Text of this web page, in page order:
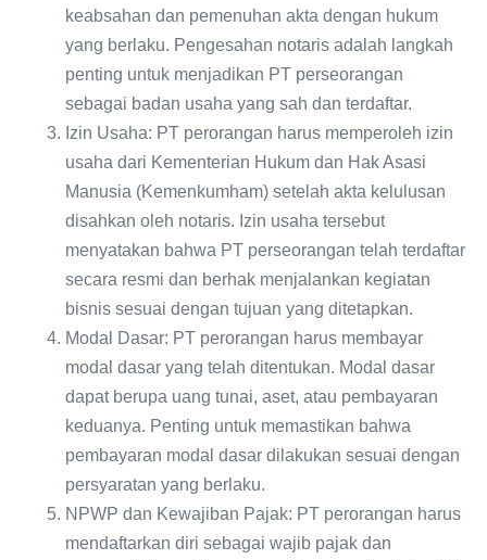
keabsahan dan pemenuhan akta dengan hukum
yang berlaku. Pengesahan notaris adalah langkah
penting untuk menjadikan PT perseorangan
sebagai badan usaha yang sah dan terdaftar.
Izin Usaha: PT perorangan harus memperoleh izin
usaha dari Kementerian Hukum dan Hak Asasi
Manusia (Kemenkumham) setelah akta kelulusan
disahkan oleh notaris. Izin usaha tersebut
menyatakan bahwa PT perseorangan telah terdaftar
secara resmi dan berhak menjalankan kegiatan
bisnis sesuai dengan tujuan yang ditetapkan.
Modal Dasar: PT perorangan harus membayar
modal dasar yang telah ditentukan. Modal dasar
dapat berupa uang tunai, aset, atau pembayaran
keduanya. Penting untuk memastikan bahwa
pembayaran modal dasar dilakukan sesuai dengan
persyaratan yang berlaku.
NPWP dan Kewajiban Pajak: PT perorangan harus
mendaftarkan diri sebagai wajib pajak dan